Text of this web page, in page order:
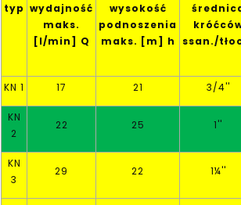
typ wydajność
maks.
[l/min] Q
wysokość
podnoszenia
maks. [m] h
ssan./
KN 1 17 21 3/4''
KN
2
22 25 1''
KN
3
29 22 1¼''